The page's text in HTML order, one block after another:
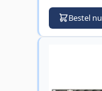
Bestel nu